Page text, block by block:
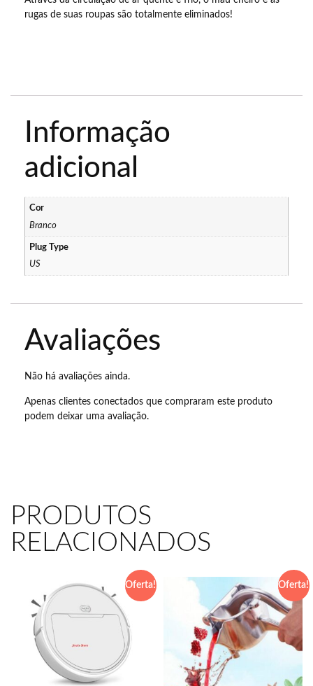
rugas de suas roupas são totalmente eliminados!
Informação
adicional
Cor
Branco
Plug Type
US
Avaliações
Não há avaliações ainda.
Apenas clientes conectados que compraram este produto
podem deixar uma avaliação.
PRODUTOS
RELACIONADOS
Oferta! Oferta!